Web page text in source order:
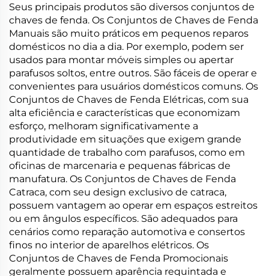
Seus principais produtos são diversos conjuntos de
chaves de fenda. Os Conjuntos de Chaves de Fenda
Manuais são muito práticos em pequenos reparos
domésticos no dia a dia. Por exemplo, podem ser
usados para montar móveis simples ou apertar
parafusos soltos, entre outros. São fáceis de operar e
convenientes para usuários domésticos comuns. Os
Conjuntos de Chaves de Fenda Elétricas, com sua
alta eficiência e características que economizam
esforço, melhoram significativamente a
produtividade em situações que exigem grande
quantidade de trabalho com parafusos, como em
oficinas de marcenaria e pequenas fábricas de
manufatura. Os Conjuntos de Chaves de Fenda
Catraca, com seu design exclusivo de catraca,
possuem vantagem ao operar em espaços estreitos
ou em ângulos específicos. São adequados para
cenários como reparação automotiva e consertos
finos no interior de aparelhos elétricos. Os
Conjuntos de Chaves de Fenda Promocionais
geralmente possuem aparência requintada e